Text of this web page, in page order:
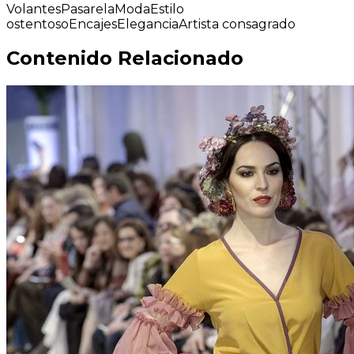
VolantesPasarelaModaEstilo
ostentosoEncajesEleganciaArtista consagrado
Contenido Relacionado